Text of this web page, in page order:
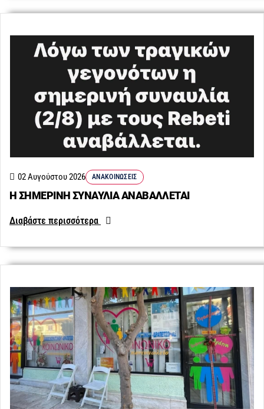
Η ΣΗΜΕΡΙΝΗ ΣΥΝΑΥΛΙΑ ΑΝΑΒΑΛΛΕΤΑΙ
02 Αυγούστου 2026 ΑΝΑΚΟΙΝΏΣΕΙΣ
Διαβάστε περισσότερα